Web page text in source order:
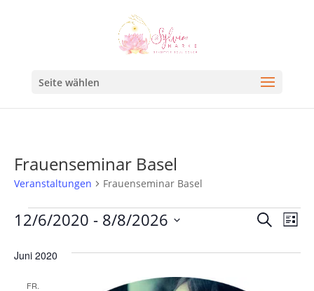
Seite wählen
Frauenseminar Basel
Veranstaltungen Frauenseminar Basel
und
SucheListe
12/6/2020 - 8/8/2026
wählen.
Juni 2020
FR.